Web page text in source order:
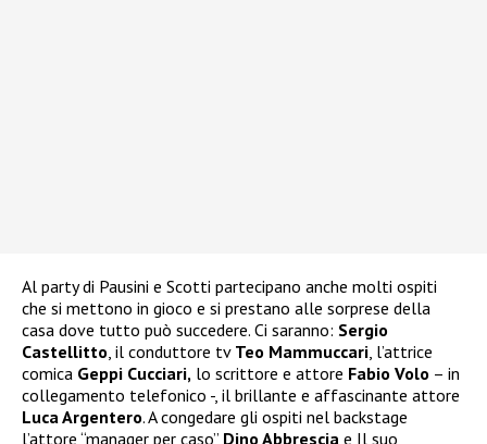
Al party di Pausini e Scotti partecipano anche molti ospiti
che si mettono in gioco e si prestano alle sorprese della
casa dove tutto può succedere. Ci saranno: Sergio
Castellitto , il conduttore tv Teo Mammuccari , l’attrice
comica Geppi Cucciari, lo scrittore e attore Fabio Volo – in
collegamento telefonico -, il brillante e affascinante attore
Luca Argentero. A congedare gli ospiti nel backstage
l’attore “manager per caso” Dino Abbrescia e Il suo